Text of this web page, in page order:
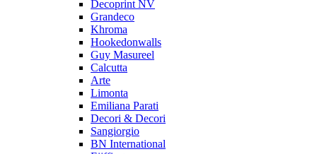
Decoprint NV
Grandeco
Khroma
Hookedonwalls
Guy Masureel
Calcutta
Arte
Limonta
Emiliana Parati
Decori & Decori
Sangiorgio
BN International